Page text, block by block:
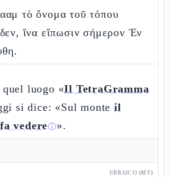
τὸ ὄνομα τοῦ τόπου
ἵνα εἴπωσιν σήμερον Ἐν
quel luogo «Il TetraGramma
si dice: «Sul monteil
vedereⓘ».
EBRAICO (MT)